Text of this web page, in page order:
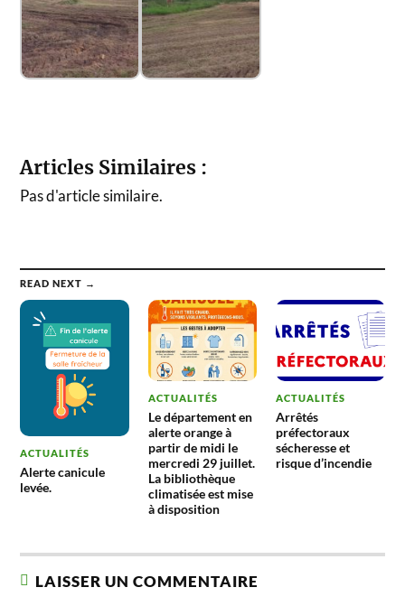
Articles Similaires :
Pas d'article similaire.
READ NEXT →
ACTUALITÉS
Alerte canicule
levée.
ACTUALITÉS
Le département en
alerte orange à
partir de midi le
mercredi 29 juillet.
La bibliothèque
climatisée est mise
à disposition
ACTUALITÉS
Arrêtés
préfectoraux
sécheresse et
risque d’incendie
LAISSER UN COMMENTAIRE